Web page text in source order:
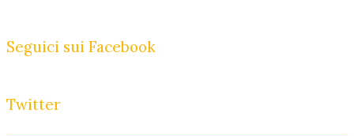
Seguici sui Facebook
Twitter